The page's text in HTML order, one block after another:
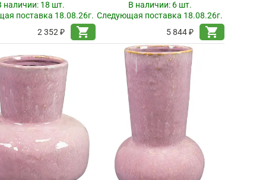
наличии: 18 шт.
поставка 18.08.26г.
2 352 ₽
shopping_cart
В наличии: 6 шт.
Следующая поставка 18.08.26г.
5 844 ₽
shopping_cart